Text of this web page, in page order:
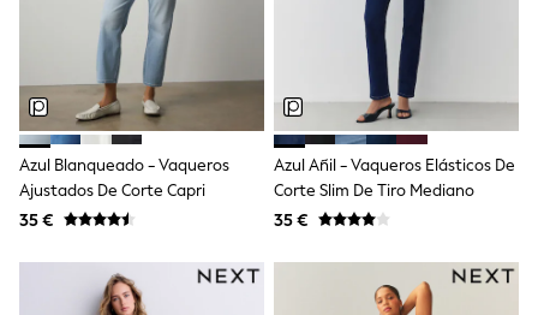
Bodysuits
Sets & Outfits
Rompersuits & Dungarees
Shop All
Hats
A-Z Brands
BOYS
New In
50 - 92cm
98 - 110cm
140 - 174cm
Trending: Top & Short Sets
Azul Blanqueado - Vaqueros
Ajustados De Corte Capri
35 €
Azul Añil - Vaqueros Elásticos De
Corte Slim De Tiro Mediano
35 €